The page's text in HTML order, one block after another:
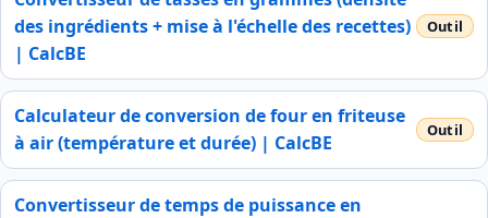
des ingrédients + mise à l'échelle des recettes)
| CalcBE
Calculateur de conversion de four en friteuse
à air (température et durée) | CalcBE
Convertisseur de temps de puissance en